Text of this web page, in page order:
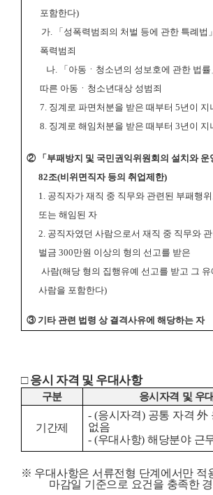
포함한다)
가. 「성폭력범죄의 처벌 등에 관한 특례법
폭력범죄
나. 「아동ㆍ청소년의 성보호에 관한 법률
따른 아동ㆍ청소년대상 성범죄
7. 징계로 파면처분을 받은 때부터 5년이 지
8. 징계로 해임처분을 받은 때부터 3년이 지
② 「부패방지 및 국민권익위원회의 설치와 운
82조(비위면직자 등의 취업제한)
1. 공직자가 재직 중 직무와 관련된 부패행
또는 해임된 자
2. 공직자였던 사람으로서 재직 중 직무와
벌금300만원 이상의 형의 선고를 받은
사람(해당 형의 집행유예 선고를 받고 그
사람을 포함한다)
③ 기타 관련 법령 상 결격사유에 해당하는 자
□응시 자격 및 우대사항
구분 응시자격 및 우
기간제
- (응시자격) 공통 자격外
없음
- (우대사항) 해당분야 근
※ 우대사항은 서류전형 단계에서만 적
마감일 기준으로 요건을 충족한